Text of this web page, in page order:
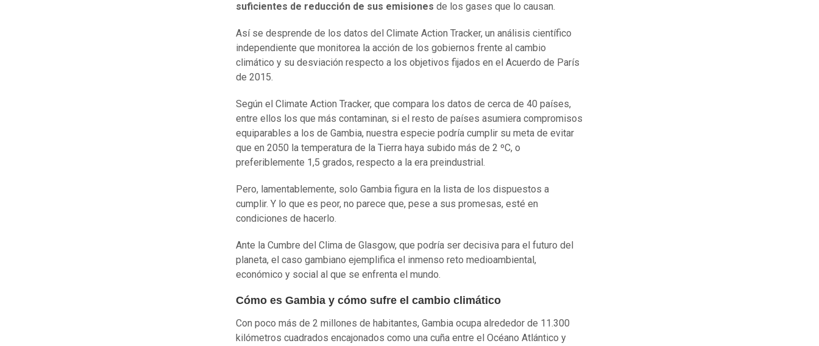
suficientes de reducción de sus emisiones de los gases que lo causan.
Así se desprende de los datos del Climate Action Tracker, un análisis científico
independiente que monitorea la acción de los gobiernos frente al cambio
climático y su desviación respecto a los objetivos fijados en el Acuerdo de París
de 2015.
Según el Climate Action Tracker, que compara los datos de cerca de 40 países,
entre ellos los que más contaminan, si el resto de países asumiera compromisos
equiparables a los de Gambia, nuestra especie podría cumplir su meta de evitar
que en 2050 la temperatura de la Tierra haya subido más de 2 ºC, o
preferiblemente 1,5 grados, respecto a la era preindustrial.
Pero, lamentablemente, solo Gambia figura en la lista de los dispuestos a
cumplir. Y lo que es peor, no parece que, pese a sus promesas, esté en
condiciones de hacerlo.
Ante la Cumbre del Clima de Glasgow, que podría ser decisiva para el futuro del
planeta, el caso gambiano ejemplifica el inmenso reto medioambiental,
económico y social al que se enfrenta el mundo.
Cómo es Gambia y cómo sufre el cambio climático
Con poco más de 2 millones de habitantes, Gambia ocupa alrededor de 11.300
kilómetros cuadrados encajonados como una cuña entre el Océano Atlántico y